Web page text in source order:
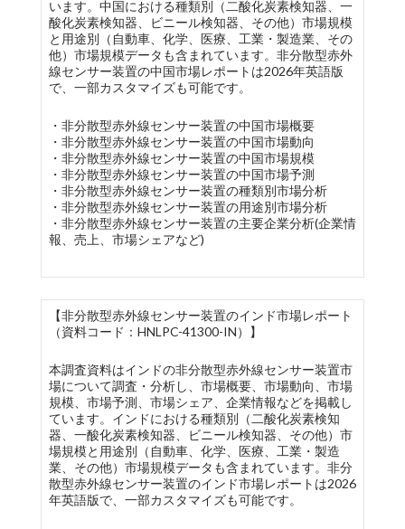
います。中国における種類別（二酸化炭素検知器、一
酸化炭素検知器、ビニール検知器、その他）市場規模
と用途別（自動車、化学、医療、工業・製造業、その
他）市場規模データも含まれています。非分散型赤外
線センサー装置の中国市場レポートは2026年英語版
で、一部カスタマイズも可能です。
・非分散型赤外線センサー装置の中国市場概要
・非分散型赤外線センサー装置の中国市場動向
・非分散型赤外線センサー装置の中国市場規模
・非分散型赤外線センサー装置の中国市場予測
・非分散型赤外線センサー装置の種類別市場分析
・非分散型赤外線センサー装置の用途別市場分析
・非分散型赤外線センサー装置の主要企業分析(企業情
報、売上、市場シェアなど)
【非分散型赤外線センサー装置のインド市場レポート
（資料コード：HNLPC-41300-IN）】
本調査資料はインドの非分散型赤外線センサー装置市
場について調査・分析し、市場概要、市場動向、市場
規模、市場予測、市場シェア、企業情報などを掲載し
ています。インドにおける種類別（二酸化炭素検知
器、一酸化炭素検知器、ビニール検知器、その他）市
場規模と用途別（自動車、化学、医療、工業・製造
業、その他）市場規模データも含まれています。非分
散型赤外線センサー装置のインド市場レポートは2026
年英語版で、一部カスタマイズも可能です。